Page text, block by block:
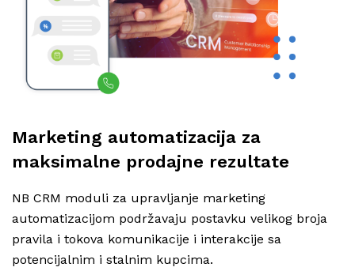
Marketing automatizacija za
maksimalne prodajne rezultate
NB CRM moduli za upravljanje marketing
automatizacijom podržavaju postavku velikog broja
pravila i tokova komunikacije i interakcije sa
potencijalnim i stalnim kupcima.